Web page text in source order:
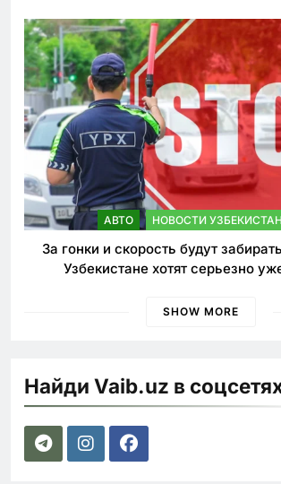
АВТО НОВОСТИ
За гонки и скорость будут
Узбекистане хотят серьезно
SHOW MORE
Найди Vaib.uz в